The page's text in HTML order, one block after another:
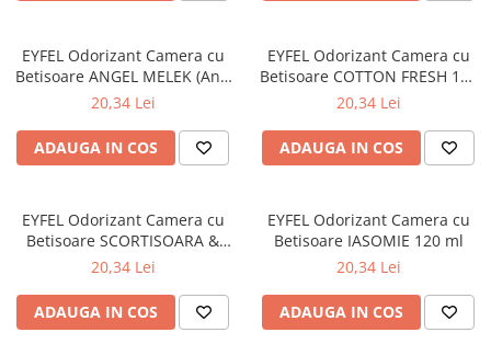
Balsam rufe
Detergent lichid
Inalbitor
Solutie de intretinere textile
Solutii de scos pete
Tablete & Capsule
Produse Dezinfectante-
EYFEL Odorizant Camera cu
Betisoare ANGEL MELEK (Anti
Tabac) 120 ml
20,34 Lei
ADAUGA IN COS
EYFEL Odorizant Camera cu
Betisoare COTTON FRESH 120
ml
20,34 Lei
ADAUGA IN COS
EYFEL Odorizant Camera cu
Betisoare SCORTISOARA &
CUISOARE 120 ml
20,34 Lei
ADAUGA IN COS
EYFEL Odorizant Camera cu
Betisoare IASOMIE 120 ml
20,34 Lei
ADAUGA IN COS